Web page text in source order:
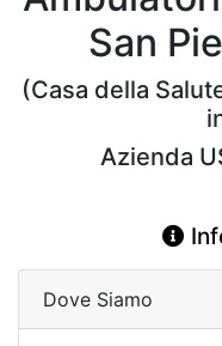
San
(Casa della
Azienda
Dove Siamo